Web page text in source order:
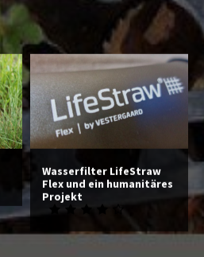
Wasserfilter LifeStraw
Flex und ein humanitäres
Projekt